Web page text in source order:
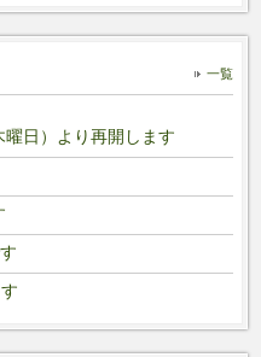
一覧
日）より再開します